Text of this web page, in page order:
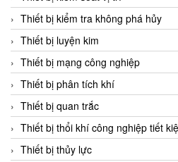
Clake Fololo
Clark Cooper
CMC Ventilazione
Coax Valves Inc
Codel
Cofimco
Coltraco
Thiết bị kiểm tra không phá hủy
Thiết bị luyện kim
Thiết bị mạng công nghiệp
Thiết bị phân tích khí
Thiết bị quan trắc
Thiết bị thổi khí công nghiệp tiết
Thiết bị thủy lực